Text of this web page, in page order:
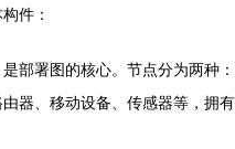
件：
部署图的核心。节点分为两种：
器、移动设备、传感器等，拥有